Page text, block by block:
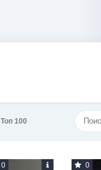
Топ 100
0 0